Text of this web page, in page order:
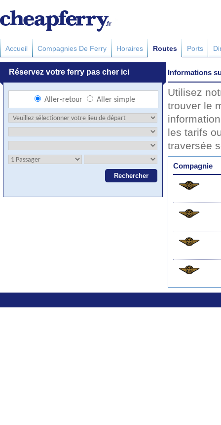
Accueil Compagnies De Ferry Horaires Routes Ports
Informations
Utilisez
trouver le
les tarifs
traversée
Compagnie